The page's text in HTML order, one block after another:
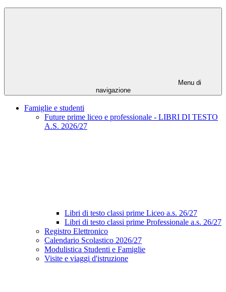
Menu di
navigazione
Famiglie e studenti
Future prime liceo e professionale - LIBRI DI TESTO
A.S. 2026/27
Libri di testo classi prime Liceo a.s. 26/27
Libri di testo classi prime Professionale a.s. 26/27
Registro Elettronico
Calendario Scolastico 2026/27
Modulistica Studenti e Famiglie
Visite e viaggi d'istruzione